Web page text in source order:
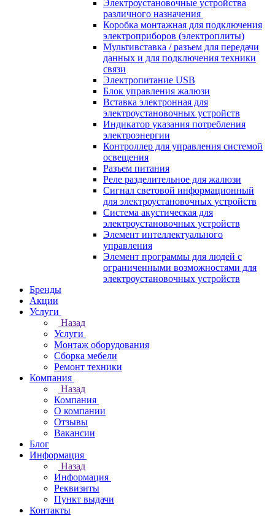
Электроустановочные устройства
различного назначения
Коробка монтажная для подключения
электроприборов (электроплиты)
Мультивставка / разъем для передачи
данных и для подключения техники
связи
Электропитание USB
Блок управления жалюзи
Вставка электронная для
электроустановочных устройств
Индикатор указания потребления
электроэнергии
Контроллер для управления системой
освещения
Разъем питания
Реле разделительное для жалюзи
Сигнал световой информационный
для электроустановочных устройств
Система акустическая для
электроустановочных устройств
Элемент интеллектуального
управления
Элемент программы для людей с
ограниченными возможностями для
электроустановочных устройств
Бренды
Акции
Услуги
Назад
Услуги
Монтаж оборудования
Сборка мебели
Ремонт техники
Компания
Назад
Компания
О компании
Отзывы
Вакансии
Блог
Информация
Назад
Информация
Реквизиты
Пункт выдачи
Контакты